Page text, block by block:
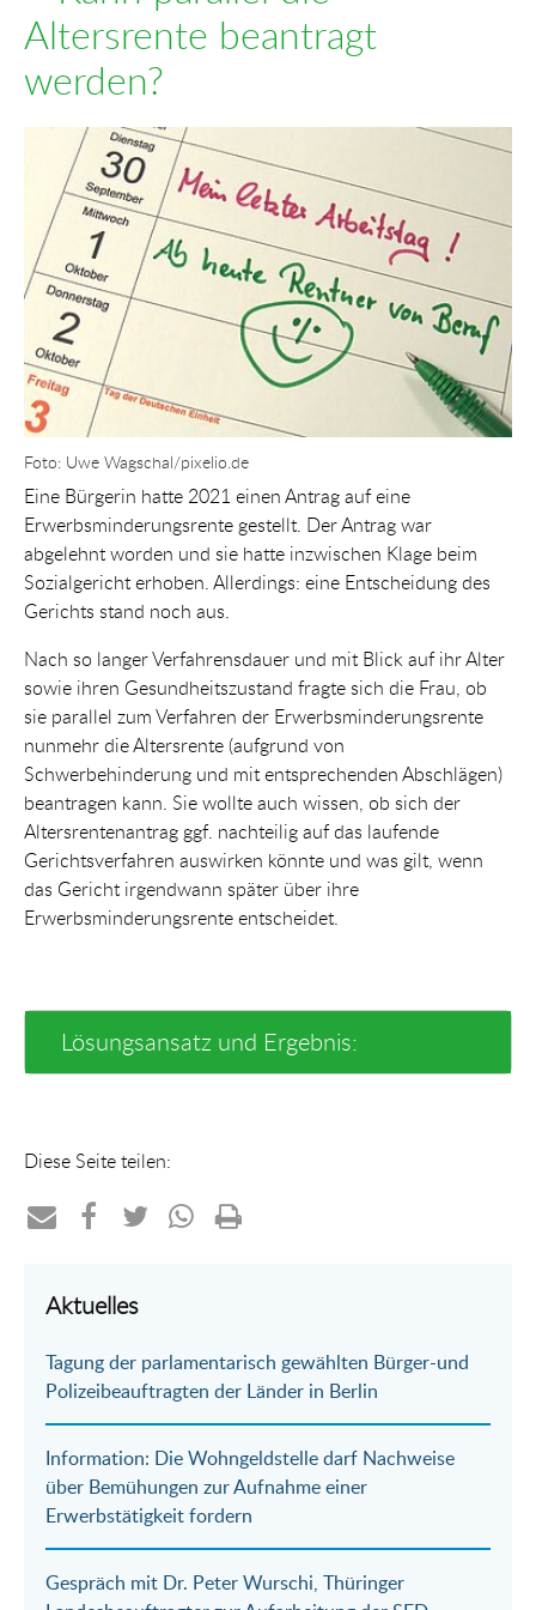
Altersrente beantragt
werden?
Show larger version for:
Foto: Uwe Wagschal/pixelio.de
Eine Bürgerin hatte 2021 einen Antrag auf eine
Erwerbsminderungsrente gestellt. Der Antrag war
abgelehnt worden und sie hatte inzwischen Klage beim
Sozialgericht erhoben. Allerdings: eine Entscheidung des
Gerichts stand noch aus.
Nach so langer Verfahrensdauer und mit Blick auf ihr Alter
sowie ihren Gesundheitszustand fragte sich die Frau, ob
sie parallel zum Verfahren der Erwerbsminderungsrente
nunmehr die Altersrente (aufgrund von
Schwerbehinderung und mit entsprechenden Abschlägen)
beantragen kann. Sie wollte auch wissen, ob sich der
Altersrentenantrag ggf. nachteilig auf das laufende
Gerichtsverfahren auswirken könnte und was gilt, wenn
das Gericht irgendwann später über ihre
Erwerbsminderungsrente entscheidet.
Lösungsansatz und Ergebnis:
Diese Seite teilen:
per
Mail
auf
Aktuelles
Tagung der parlamentarisch gewählten Bürger-und
Polizeibeauftragten der Länder in Berlin
Information: Die Wohngeldstelle darf Nachweise
über Bemühungen zur Aufnahme einer
Erwerbstätigkeit fordern
Gespräch mit Dr. Peter Wurschi, Thüringer